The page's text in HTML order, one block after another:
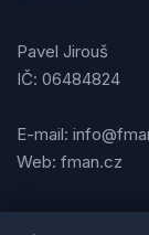
Pavel Jirouš
IČ: 06484824
E-mail:
Web: fman.cz